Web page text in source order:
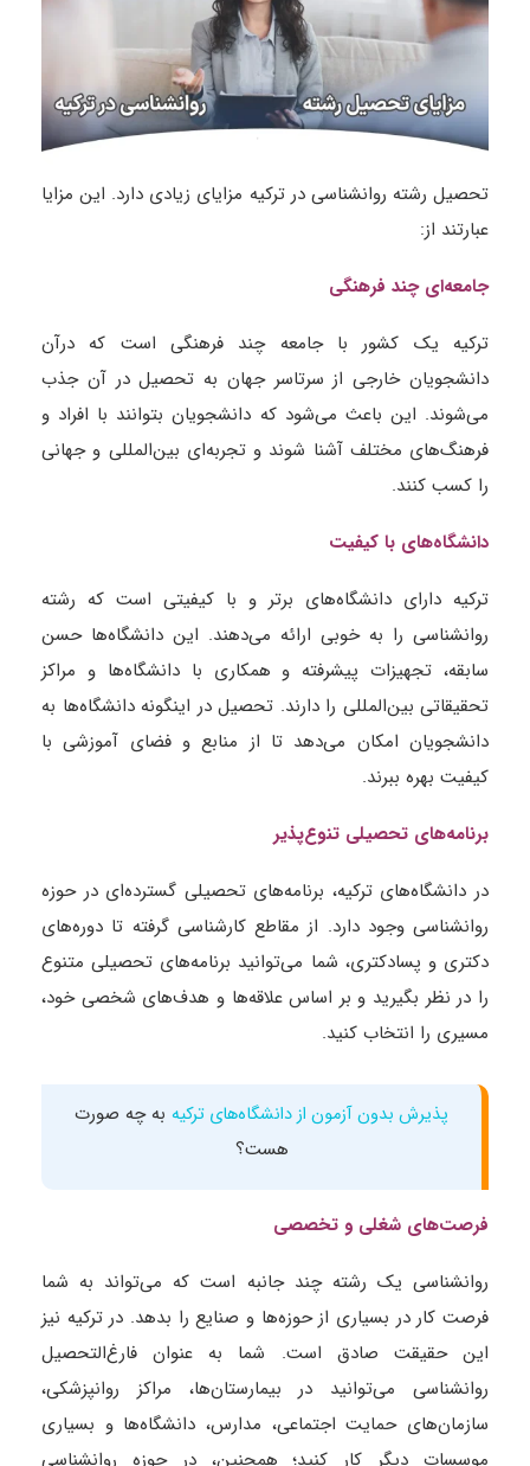
تحصیل رشته روانشناسی در ترکیه مزایای زیادی دارد. این مزایا
عبارتند از:
جامعه‌ای چند فرهنگی
ترکیه یک کشور با جامعه چند فرهنگی است که درآن
دانشجویان خارجی از سرتاسر جهان به تحصیل در آن جذب
می‌شوند. این باعث می‌شود که دانشجویان بتوانند با افراد و
فرهنگ‌های مختلف آشنا شوند و تجربه‌ای بین‌المللی و جهانی
را کسب کنند.
دانشگاه‌های با کیفیت
ترکیه دارای دانشگاه‌های برتر و با کیفیتی است که رشته
روانشناسی را به خوبی ارائه می‌دهند. این دانشگاه‌ها حسن
سابقه، تجهیزات پیشرفته و همکاری با دانشگاه‌ها و مراکز
تحقیقاتی بین‌المللی را دارند. تحصیل در اینگونه دانشگاه‌ها به
دانشجویان امکان می‌دهد تا از منابع و فضای آموزشی با
کیفیت بهره ببرند.
برنامه‌های تحصیلی تنوع‌پذیر
در دانشگاه‌های ترکیه، برنامه‌های تحصیلی گسترده‌ای در حوزه
روانشناسی وجود دارد. از مقاطع کارشناسی گرفته تا دوره‌های
دکتری و پسادکتری، شما می‌توانید برنامه‌های تحصیلی متنوع
را در نظر بگیرید و بر اساس علاقه‌ها و هدف‌های شخصی خود،
مسیری را انتخاب کنید.
پذیرش بدون آزمون از دانشگاه‌های ترکیه به چه صورت
هست؟
فرصت‌های شغلی و تخصصی
روانشناسی یک رشته چند جانبه است که می‌تواند به شما
فرصت کار در بسیاری از حوزه‌ها و صنایع را بدهد. در ترکیه نیز
این حقیقت صادق است. شما به عنوان فارغ‌التحصیل
روانشناسی می‌توانید در بیمارستان‌ها، مراکز روانپزشکی،
سازمان‌های حمایت اجتماعی، مدارس، دانشگاه‌ها و بسیاری
موسسات دیگر کار کنید؛ همچنین، در حوزه روانشناسی